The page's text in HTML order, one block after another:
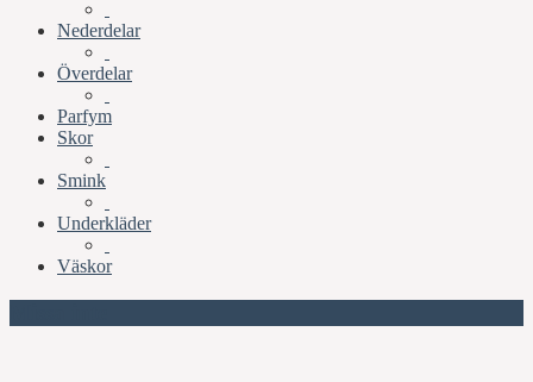
Nederdelar
Överdelar
Parfym
Skor
Smink
Underkläder
Väskor